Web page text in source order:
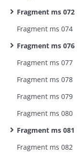
Fragment ms 072
Fragment ms 074
Fragment ms 076
Fragment ms 077
Fragment ms 078
Fragment ms 079
Fragment ms 080
Fragment ms 081
Fragment ms 082